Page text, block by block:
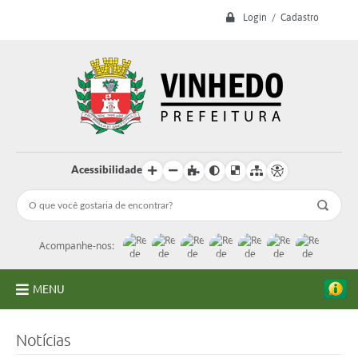
Login / Cadastro
Acessibilidade
Acompanhe-nos:
MENU
Notícias